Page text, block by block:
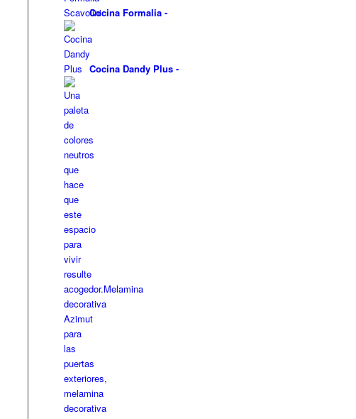
Cocina Formalia -
Cocina Dandy Plus -